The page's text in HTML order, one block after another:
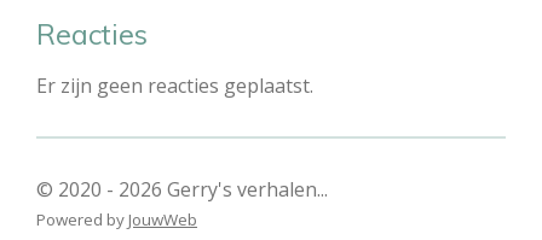
Reacties
Er zijn geen reacties geplaatst.
© 2020 - 2026 Gerry's verhalen...
Powered by JouwWeb